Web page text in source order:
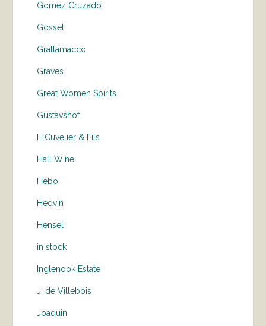
Gomez Cruzado
Gosset
Grattamacco
Graves
Great Women Spirits
Gustavshof
H.Cuvelier & Fils
Hall Wine
Hebo
Hedvin
Hensel
in stock
Inglenook Estate
J. de Villebois
Joaquin